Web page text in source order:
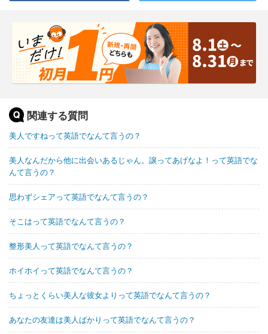
関連する質問
美人ですねって英語でなんて言うの？
美人なんだから他に出会いあるじゃん。譲ってあげなよ！って英語でな
んて言うの？
思わずシェアって英語でなんて言うの？
そこはって英語でなんて言うの？
整形美人って英語でなんて言うの？
ホイホイって英語でなんて言うの？
ちょっとくらい美人な彼女よりって英語でなんて言うの？
あなたの友達は美人ばかりって英語でなんて言うの？